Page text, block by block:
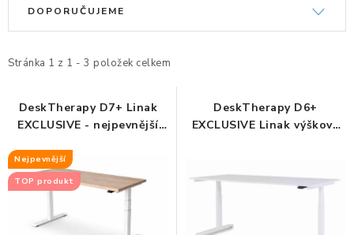
BEDERNÍ A KRČNÍ OPĚRKY
PODLOŽKY POD NOHY
PODLOŽKY POD MYŠ A ZÁPĚSTÍ
i
o
d
u
Stránka 1 z 1 - 3 položek celkem
e
p
r
o
d
DOPORUČUJEME
DeskTherapy D7+ Linak
EXCLUSIVE - nejpevnější
Nejpevnější
TOP produkt
DeskTherapy D6+
EXCLUSIVE Linak výškově